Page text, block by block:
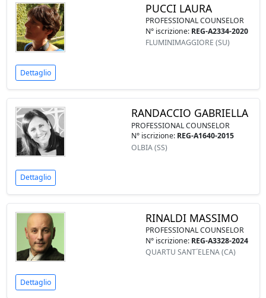
PUCCI LAURA
PROFESSIONAL COUNSELOR
N° iscrizione: REG-A2334-2020
FLUMINIMAGGIORE (SU)
Dettaglio
RANDACCIO GABRIELLA
PROFESSIONAL COUNSELOR
N° iscrizione: REG-A1640-2015
OLBIA (SS)
Dettaglio
RINALDI MASSIMO
PROFESSIONAL COUNSELOR
N° iscrizione: REG-A3328-2024
QUARTU SANT´ELENA (CA)
Dettaglio